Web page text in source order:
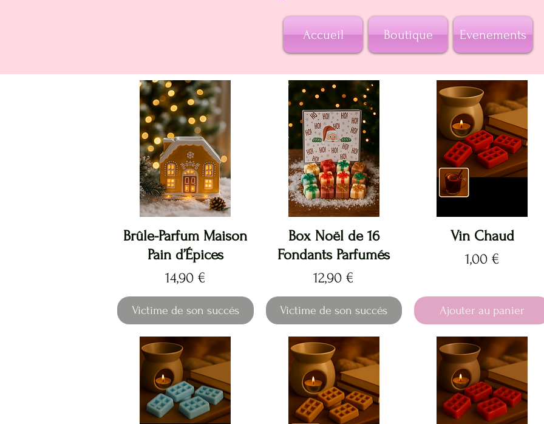
Accueil Boutique Evenements
Aperçu rapide
Brûle-Parfum Maison
Pain d’Épices
Prix
14,90 €
Victime de son succés
Aperçu rapide
Box Noël de 16
Fondants Parfumés
Prix
12,90 €
Victime de son succés
Aperçu rapide
Vin Chaud
Prix
1,00 €
Ajouter au panier